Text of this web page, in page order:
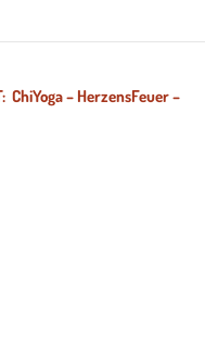
ChiYoga – HerzensFeuer –